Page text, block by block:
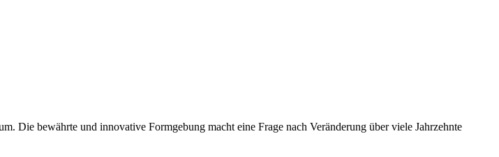
Die bewährte und innovative Formgebung macht eine Frage nach Veränderung über viele Jahrzehnte